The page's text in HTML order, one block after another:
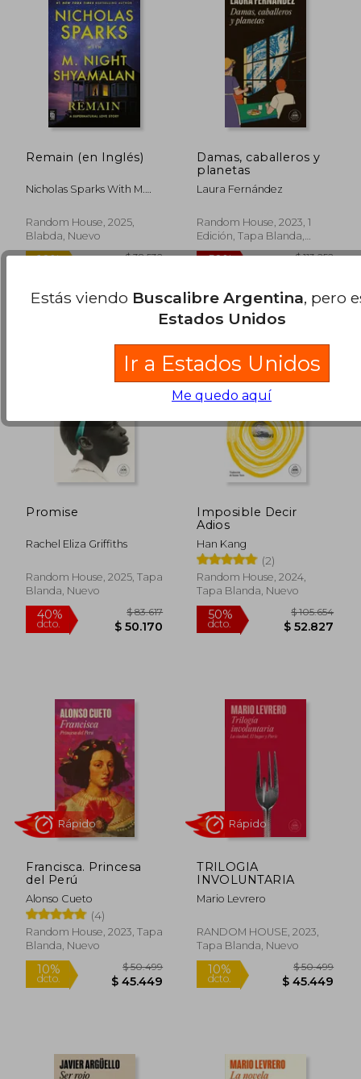
50%
dcto. $ 51.896
50%
dcto. $
50% $ 117.588 50% $
Remain (en Inglés)
Nicholas Sparks With M.
Random House, 2025,
Blabda, Nuevo
Damas, caballeros y
planetas
Laura Fernández
Random House, 2023, 1
Edición, Tapa Blanda,
Nuevo
Promise
Rachel Eliza Griffiths
Random House, 2025, Tapa
Blanda, Nuevo
Imposible Decir
Adios
Han Kang
(2)
Random House, 2024,
Tapa Blanda, Nuevo
Francisca. Princesa
del Perú
Alonso Cueto
(4)
Random House, 2023, Tapa
Blanda, Nuevo
TRILOGIA
INVOLUNTARIA
Mario Levrero
RANDOM HOUSE, 2023,
Tapa Blanda, Nuevo
Estás viendo Buscalibre Argentina, pero
Estados Unidos
Ir a Estados Unidos
Me quedo aquí